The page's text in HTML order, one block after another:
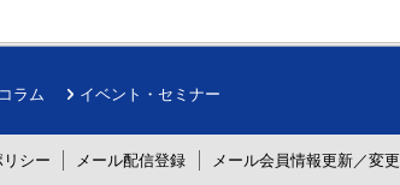
コラム イベント・セミナー
シー メール配信登録 メール会員情報更新／変更